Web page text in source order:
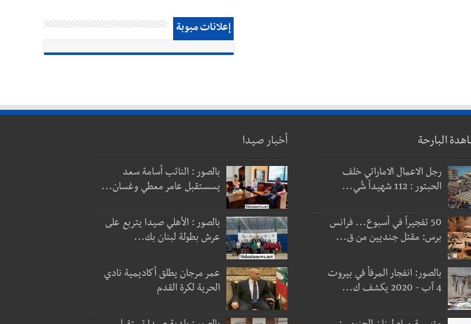
إعلانات مبوبة
البارحة
رجل الاعمال الاماراتي خلف
الحبتور : 112 شهيداً شُي...
50 تفجيراً في أسبوع... فرانس
برس: مقتل جنديين من ق...
بالصور: انفجار المرفأ في بيروت
4 آب - 2020 يكشف ك...
أخبار صيدا
بالصور : النائب أسامة سعد
يسستقبل عامر معطي وغسان...
بالصور : الأهلي صيدا يتربع على
عرش بطولة لبنان بك...
عمر مرجان يطلق أكاديمية نادي
الحرية لكرة القدم